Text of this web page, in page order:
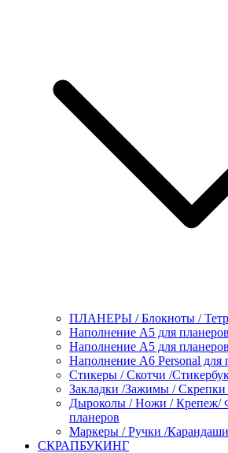
ПЛАНЕРЫ / Блокноты /
Наполнение А5 для
Наполнение А5 для
Наполнение А6 Personal для
Стикеры / Скотчи /
Закладки /Зажимы / Скрепки
Дыроколы / Ножи / Крепеж/
планеров
Маркеры / Ручки /
СКРАПБУКИНГ